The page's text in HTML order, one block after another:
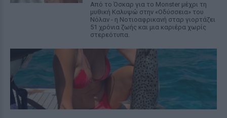
Από το Όσκαρ για το Monster μέχρι τη
μυθική Καλυψώ στην «Οδύσσεια» του
Νόλαν - η Νοτιοαφρικανή σταρ γιορτάζει
51 χρόνια ζωής και μια καριέρα χωρίς
στερεότυπα.